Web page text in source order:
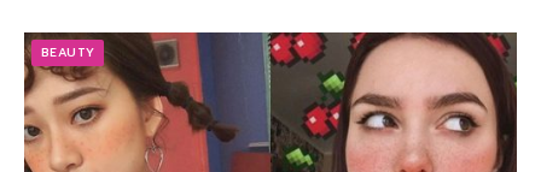
BEAUTY